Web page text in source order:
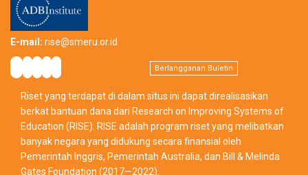
E-mail: rise@smeru.or.id
Berlangganan Buletin
Riset yang terdapat di dalam situs ini dapat direalisasikan
berkat bantuan dana dari Research on Improving Systems of
Education (RISE). RISE adalah program riset yang melibatkan
banyak negara yang didukung secara finansial oleh
Pemerintah Inggris, Pemerintah Australia, dan Bill & Melinda
Gates Foundation (2017—2022).